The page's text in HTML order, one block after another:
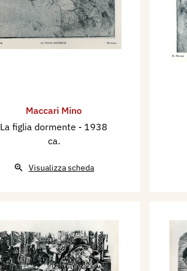
Maccari Mino
La figlia dormente - 1938
ca.
Visualizza scheda